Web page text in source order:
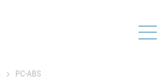
PC-ABS